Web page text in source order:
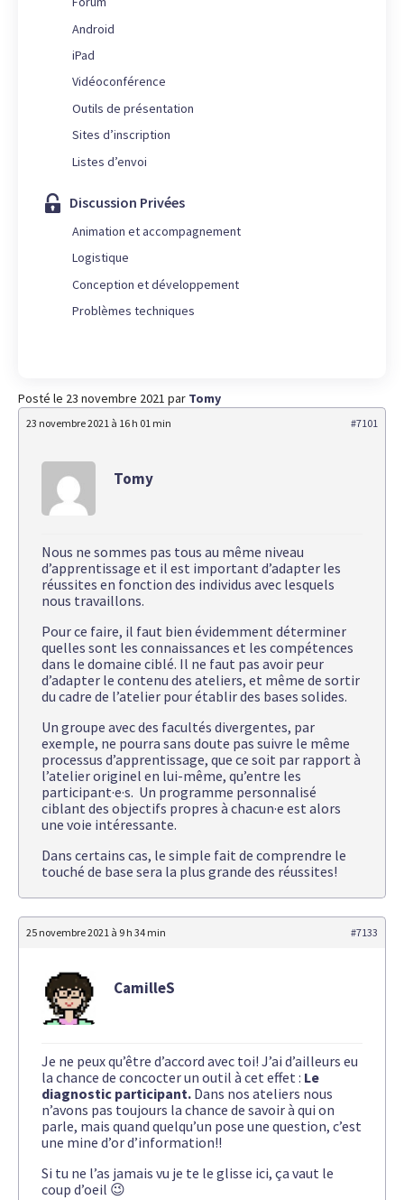
Posté le 23 novembre 2021 par Tomy
23 novembre 2021 à 16 h 01 min #7101
Tomy
Nous ne sommes pas tous au même niveau
d’apprentissage et il est important d’adapter les
réussites en fonction des individus avec lesquels
nous travaillons.
Pour ce faire, il faut bien évidemment déterminer
quelles sont les connaissances et les compétences
dans le domaine ciblé. Il ne faut pas avoir peur
d’adapter le contenu des ateliers, et même de sortir
du cadre de l’atelier pour établir des bases solides.
Un groupe avec des facultés divergentes, par
exemple, ne pourra sans doute pas suivre le même
processus d’apprentissage, que ce soit par rapport à
l’atelier originel en lui-même, qu’entre les
participant·e·s. Un programme personnalisé
ciblant des objectifs propres à chacun·e est alors
une voie intéressante.
Dans certains cas, le simple fait de comprendre le
touché de base sera la plus grande des réussites!
25 novembre 2021 à 9 h 34 min #7133
CamilleS
Je ne peux qu’être d’accord avec toi! J’ai d’ailleurs eu
la chance de concocter un outil à cet effet : Le
diagnostic participant. Dans nos ateliers nous
n’avons pas toujours la chance de savoir à qui on
parle, mais quand quelqu’un pose une question, c’est
une mine d’or d’information!!
Si tu ne l’as jamais vu je te le glisse ici, ça vaut le
coup d’oeil 😉
Android
iPad
Vidéoconférence
Outils de présentation
Sites d’inscription
Listes d’envoi
Discussion Privées
Animation et accompagnement
Logistique
Conception et développement
Problèmes techniques